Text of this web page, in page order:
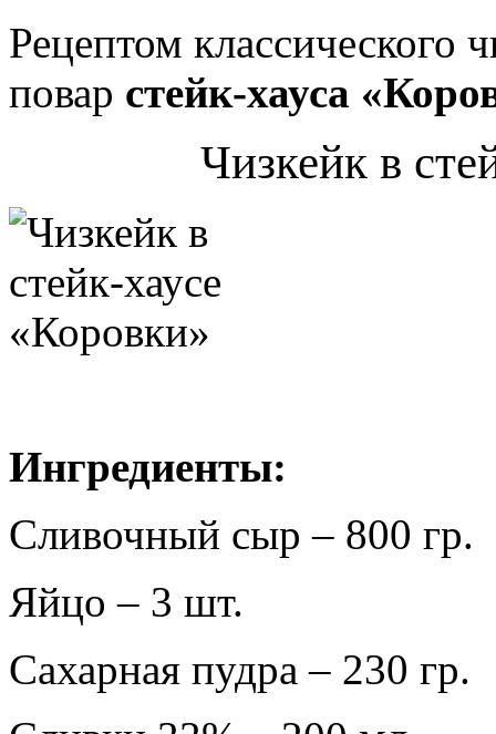
Рецептом классического
повар стейк-хауса
Чизкейк в
Ингредиенты:
Сливочный сыр – 800 гр.
Яйцо – 3 шт.
Сахарная пудра – 230 гр.